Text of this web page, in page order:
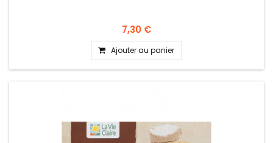
7,30 €
Ajouter au panier